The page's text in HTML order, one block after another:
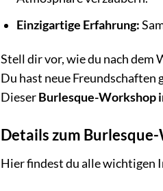
Einzigartige Erfahrung:
Stell dir vor, wie du nach dem
Du hast neue Freundschaften
DieserBurlesque-Workshop
Details zum
Hier findest du alle wichtigen